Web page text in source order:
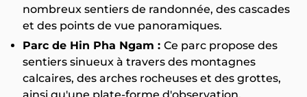
nombreux sentiers de randonnée, des cascades
et des points de vue panoramiques.
Parc de Hin Pha Ngam : Ce parc propose des
sentiers sinueux à travers des montagnes
calcaires, des arches rocheuses et des grottes,